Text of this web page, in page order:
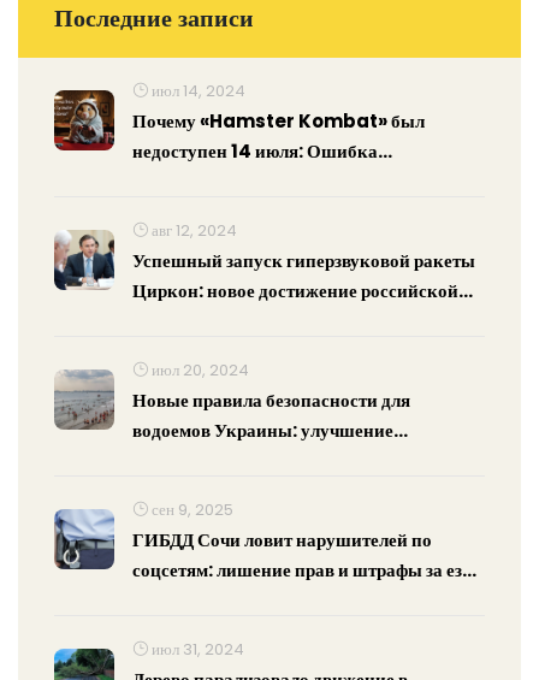
Последние записи
июл 14, 2024
Почему «Hamster Kombat» был
недоступен 14 июля: Ошибка
авг 12, 2024
Успешный запуск гиперзвуковой ракеты
Циркон: новое достижение российской
июл 20, 2024
Новые правила безопасности для
водоемов Украины: улучшение
сен 9, 2025
ГИБДД Сочи ловит нарушителей по
соцсетям: лишение прав и штрафы за езду
июл 31, 2024